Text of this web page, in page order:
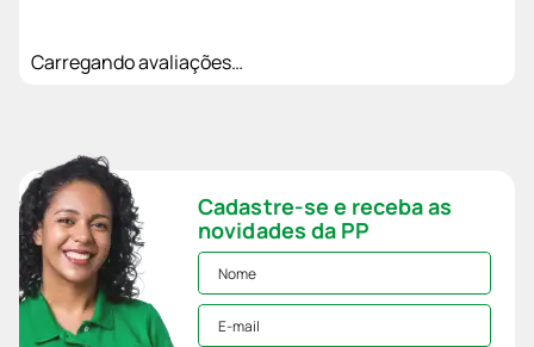
Carregando avaliações…
Cadastre-se e receba as
novidades da PP